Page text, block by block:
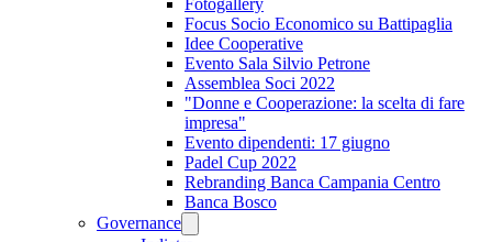
Fotogallery
Focus Socio Economico su Battipaglia
Idee Cooperative
Evento Sala Silvio Petrone
Assemblea Soci 2022
"Donne e Cooperazione: la scelta di fare
impresa"
Evento dipendenti: 17 giugno
Padel Cup 2022
Rebranding Banca Campania Centro
Banca Bosco
Governance